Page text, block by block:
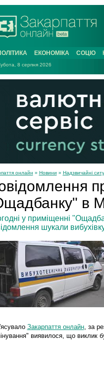
ЕКОНОМІКА СОЦІО
8 серпня 2026
онлайн » Новини » Надзвичайні
в
у приміщенні
шукали
Закарпаття онлайн, за
виявилося, що виклик